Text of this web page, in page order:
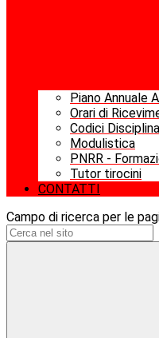
Piano Annuale
Orari di
Codici
Modulistica
PNRR -
Tutor tirocini
CONTATTI
Campo di ricerca per le